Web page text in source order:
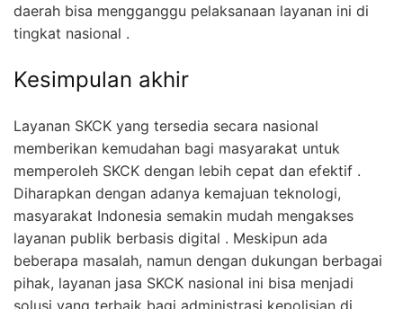
daerah bisa mengganggu pelaksanaan layanan ini di
tingkat nasional .
Kesimpulan akhir
Layanan SKCK yang tersedia secara nasional
memberikan kemudahan bagi masyarakat untuk
memperoleh SKCK dengan lebih cepat dan efektif .
Diharapkan dengan adanya kemajuan teknologi,
masyarakat Indonesia semakin mudah mengakses
layanan publik berbasis digital . Meskipun ada
beberapa masalah, namun dengan dukungan berbagai
pihak, layanan jasa SKCK nasional ini bisa menjadi
solusi yang terbaik bagi administrasi kepolisian di